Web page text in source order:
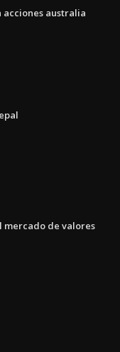
australia
mercado de valores